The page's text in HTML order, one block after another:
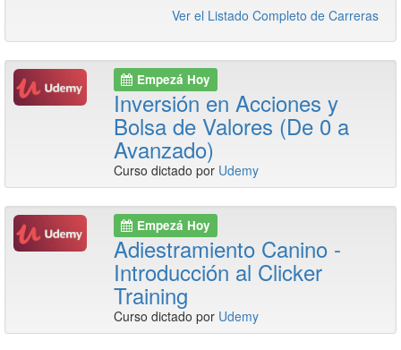
Ver el Listado Completo de Carreras
Empezá Hoy
Inversión en Acciones y
Bolsa de Valores (De 0 a
Avanzado)
Curso dictado por Udemy
Empezá Hoy
Adiestramiento Canino -
Introducción al Clicker
Training
Curso dictado por Udemy